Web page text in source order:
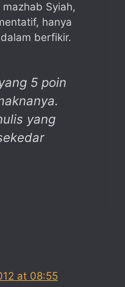
Syiah,
hanya
berfikir.
5 poin
yang
at 08:55